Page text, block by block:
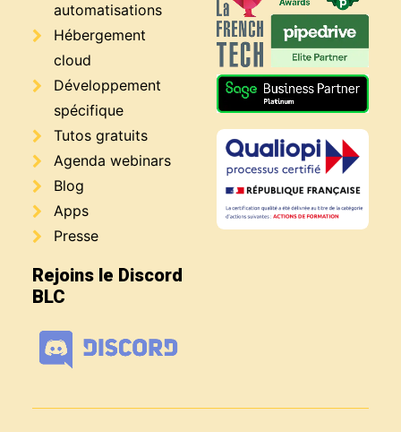
automatisations
Hébergement
cloud
Développement
spécifique
Tutos gratuits
Agenda webinars
Blog
Apps
Presse
Rejoins le Discord
BLC